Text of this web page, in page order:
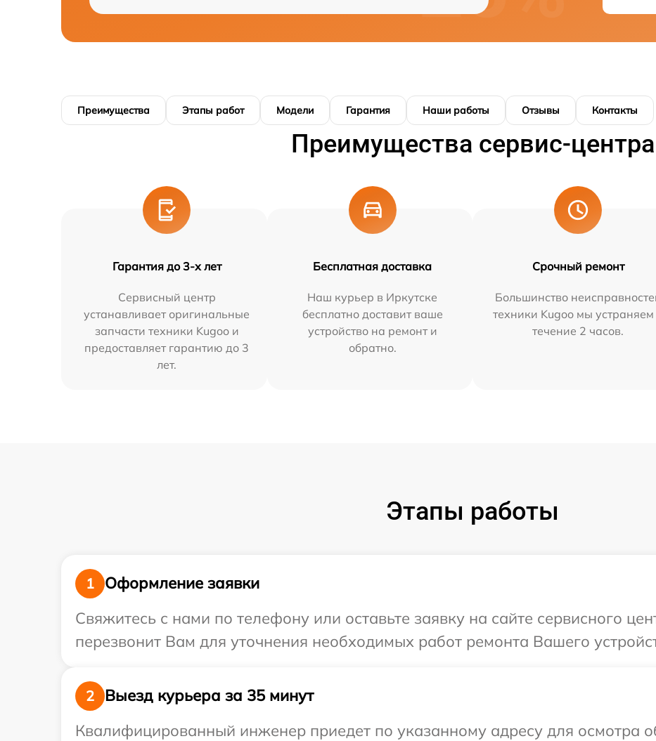
Преимущества Этапы работ Модели Гарантия Наши работы Отзывы Контакты
Преимущества сервис-центра
Гарантия до 3-х лет
Сервисный центр
устанавливает оригинальные
запчасти техники Kugoo и
предоставляет гарантию до 3
лет.
Бесплатная доставка
Наш курьер в Иркутске
бесплатно доставит ваше
устройство на ремонт и
обратно.
Срочный ремонт
Большинство
техники Kugoo мы устраняем
течение 2 часов.
Этапы работы
1
Оформление заявки
Свяжитесь с нами по телефону или оставьте заявку на сайте сервисного
перезвонит Вам для уточнения необходимых работ ремонта Вашего
2
Выезд курьера за 35 минут
Квалифицированный инженер приедет по указанному адресу для осмотра